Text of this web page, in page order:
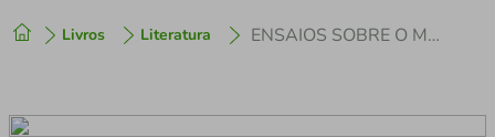
Livros Literatura ENSAIOS SOBRE O MUNDO DO CRIME - CONTOS DE KOLIMA 4
2º cafeteira